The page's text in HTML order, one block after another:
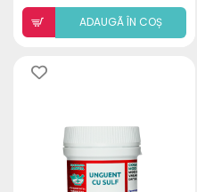
ADAUGÃ ÎN COȘ